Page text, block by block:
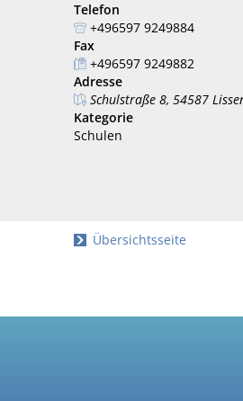
Telefon
+496597 9249884
Fax
+496597 9249882
Adresse
Schulstraße 8, 54587
Kategorie
Schulen
Übersichtsseite